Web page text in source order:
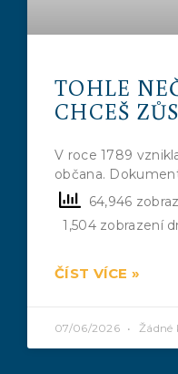
TOHLE
CHCEŠ
V roce 1789
občana.
64,946
1,504 zobrazení
ČÍST VÍCE »
07/06/2026 Žádné